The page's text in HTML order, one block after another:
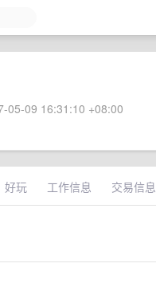
05-09 16:31:10 +08:00
好玩 工作信息 交易信息